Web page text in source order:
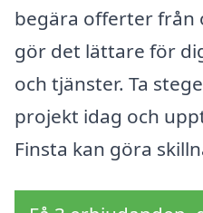
begära offerter från
gör det lättare för
och tjänster. Ta
projekt idag och
Finsta kan göra